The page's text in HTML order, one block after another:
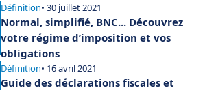
Définition• 30 juillet 2021
Normal, simplifié, BNC... Découvrez
votre régime d’imposition et vos
obligations
Définition• 16 avril 2021
Guide des déclarations fiscales et